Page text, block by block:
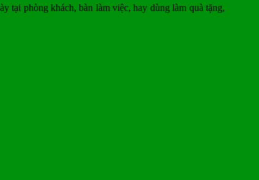
phòng khách, bàn làm việc, hay dùng làm quà tặng,